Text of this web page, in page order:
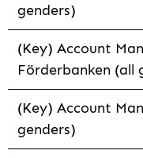
genders)
(Key) Account
Förderbanken (all
(Key) Account
genders)